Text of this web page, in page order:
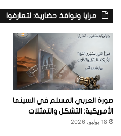
مرايا ونوافذ حضارية: لتعارفوا
صورة العربي المسلم في السينما
الأمريكية: التشكل والتمثلات
18 يوليو، 2026